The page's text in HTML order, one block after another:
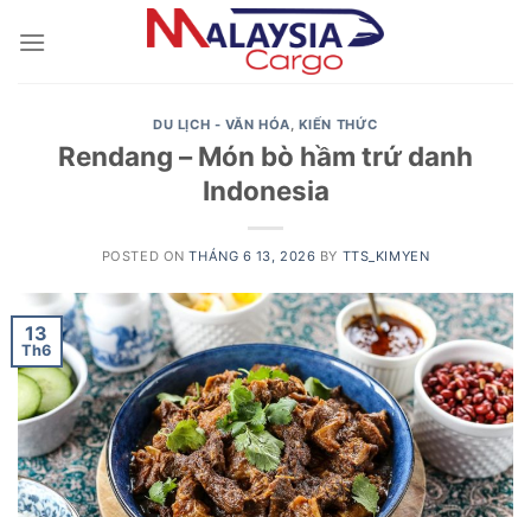
DU LỊCH - VĂN HÓA, KIẾN THỨC
Rendang – Món bò hầm trứ danh
Indonesia
POSTED ONTHÁNG 6 13, 2026 BY TTS_KIMYEN
13
Th6